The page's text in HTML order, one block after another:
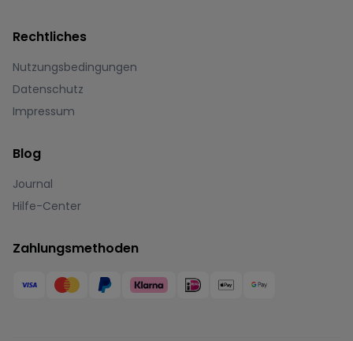
Rechtliches
Nutzungsbedingungen
Datenschutz
Impressum
Blog
Journal
Hilfe-Center
Zahlungsmethoden